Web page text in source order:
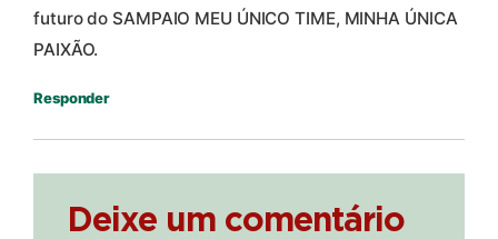
futuro do SAMPAIO MEU ÚNICO TIME, MINHA ÚNICA
PAIXÃO.
Responder
Deixe um comentário